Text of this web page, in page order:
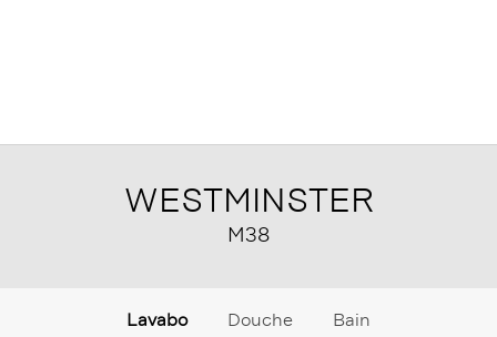
WESTMINSTER
M38
Lavabo Douche
Bain